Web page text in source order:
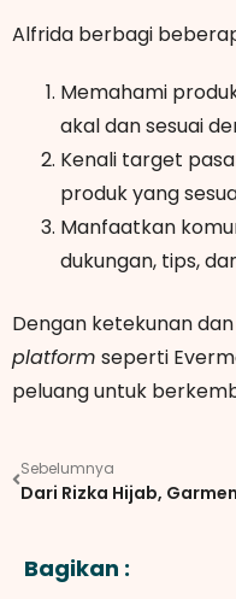
Alfrida berbagi
Memahami
akal dan sesuai
Kenali target
produk yang
Manfaatkan
dukungan, tips,
Dengan ketekunan
platform seperti
peluang untuk
Sebelumnya
Bagikan :